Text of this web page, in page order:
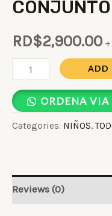
RD$2,900.00
ADD
ORDENA
Categories: NIÑOS,
Reviews (0)